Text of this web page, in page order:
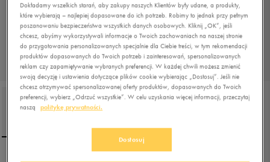
Dokładamy wszelkich starań, aby zakupy naszych Klientów były udane, a produkty,
które wybierają – najlepiej dopasowane do ich potrzeb. Robimy to jednak przy pełnym
poszanowaniu bezpieczeństwa wszystkich danych osobowych. Kliknij „OK”, jeśli
chcesz, abyśmy wykorzystywali informacje o Twoich zachowaniach na naszej stronie
do przygotowania personalizowanych specjalnie dla Ciebie treści, w tym rekomendacji
produktów dopasowanych do Twoich potrzeb i zainteresowań, spersonalizowanych
reklam czy zapamiętywanie wybranych preferencji. W każdej chwili możesz zmienić
swoją decyzję i ustawienia dotyczące plików cookie wybierając „Dostosuj”. Jeśli nie
chcesz otrzymywać spersonalizowanej oferty produktów, dopasowanych do Twoich
preferencji, wybierz „Odrzuć wszystkie”. W celu uzyskania więcej informacji, przeczytaj
naszą
politykę prywatności.
Dostosuj